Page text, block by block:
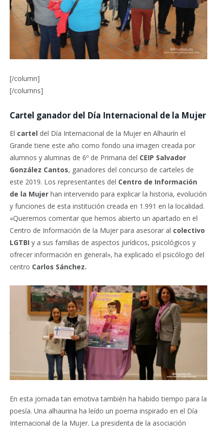
[/column]
[/columns]
Cartel ganador del Día Internacional de la Mujer
El cartel del Día Internacional de la Mujer en Alhaurín el
Grande tiene este año como fondo una imagen creada por
alumnos y alumnas de 6º de Primaria del CEIP Salvador
González Cantos, ganadores del concurso de carteles de
este 2019. Los representantes del Centro de Información
de la Mujer han intervenido para explicar la historia, evolución
y funciones de esta institución creada en 1.991 en la localidad.
«Queremos comentar que hemos abierto un apartado en el
Centro de Información de la Mujer para asesorar al colectivo
LGTBI y a sus familias de aspectos jurídicos, psicológicos y
ofrecer información en general», ha explicado el psicólogo del
centro Carlos Sánchez.
En esta jornada tan emotiva también ha habido tiempo para la
poesía. Una alhaurina ha leído un poema inspirado en el Día
Internacional de la Mujer. La presidenta de la asociación